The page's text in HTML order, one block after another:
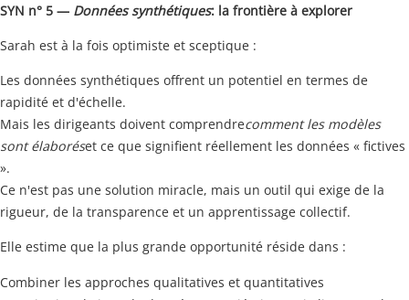
SYN n° 5 — Données synthétiques: la frontière à explorer
Sarah est à la fois optimiste et sceptique :
Les données synthétiques offrent un potentiel en termes de
rapidité et d'échelle.
Mais les dirigeants doivent comprendrecomment les modèles
sont élaboréset ce que signifient réellement les données « fictives
».
Ce n'est pas une solution miracle, mais un outil qui exige de la
rigueur, de la transparence et un apprentissage collectif.
Elle estime que la plus grande opportunité réside dans :
Combiner les approches qualitatives et quantitatives